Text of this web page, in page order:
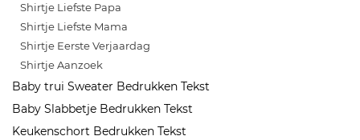
Shirtje Liefste Papa
Shirtje Liefste Mama
Shirtje Eerste Verjaardag
Shirtje Aanzoek
Baby trui Sweater Bedrukken Tekst
Baby Slabbetje Bedrukken Tekst
Keukenschort Bedrukken Tekst